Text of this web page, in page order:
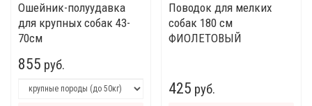
Ошейник-полуудавка
для крупных собак 43-
70см
855 руб.
Поводок для мелких
собак 180 см
ФИОЛЕТОВЫЙ
425 руб.